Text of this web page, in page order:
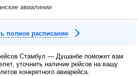
авиалинии
полное расписание
Стамбул — Душанбе поможет вам
уточнить наличие рейсов на вашу
конкретного авиарейса.